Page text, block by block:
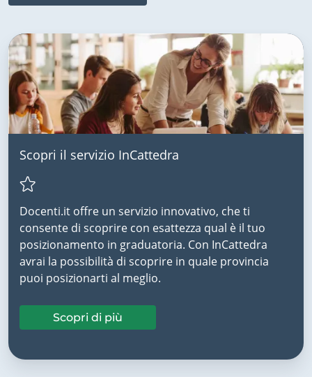
Scopri il servizio InCattedra
Docenti.it offre un servizio innovativo, che ti
consente di scoprire con esattezza qual è il tuo
posizionamento in graduatoria. Con InCattedra
avrai la possibilità di scoprire in quale provincia
puoi posizionarti al meglio.
Scopri di più